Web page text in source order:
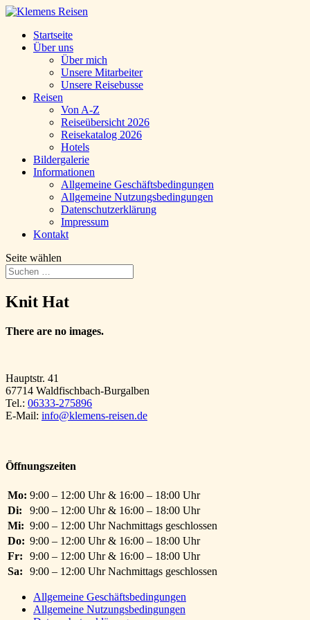
Startseite
Über uns
Über mich
Unsere Mitarbeiter
Unsere Reisebusse
Reisen
Von A-Z
Reiseübersicht 2026
Reisekatalog 2026
Hotels
Bildergalerie
Informationen
Allgemeine Geschäftsbedingungen
Allgemeine Nutzungsbedingungen
Datenschutzerklärung
Impressum
Kontakt
Seite wählen
Knit Hat
There are no images.
Hauptstr. 41
67714 Waldfischbach-Burgalben
Tel.: 06333-275896
E-Mail: info@klemens-reisen.de
Öffnungszeiten
Mo: 9:00 – 12:00 Uhr & 16:00 – 18:00 Uhr
Di:
9:00 – 12:00 Uhr & 16:00 – 18:00 Uhr
Mi: 9:00 – 12:00 Uhr Nachmittags geschlossen
Do: 9:00 – 12:00 Uhr & 16:00 – 18:00 Uhr
Fr:
9:00 – 12:00 Uhr & 16:00 – 18:00 Uhr
Sa:
9:00 – 12:00 Uhr Nachmittags geschlossen
Allgemeine Geschäftsbedingungen
Allgemeine Nutzungsbedingungen